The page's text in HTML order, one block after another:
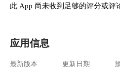
此 App 尚未收到足够的评分或评
应用信息
最新版本 更新日期